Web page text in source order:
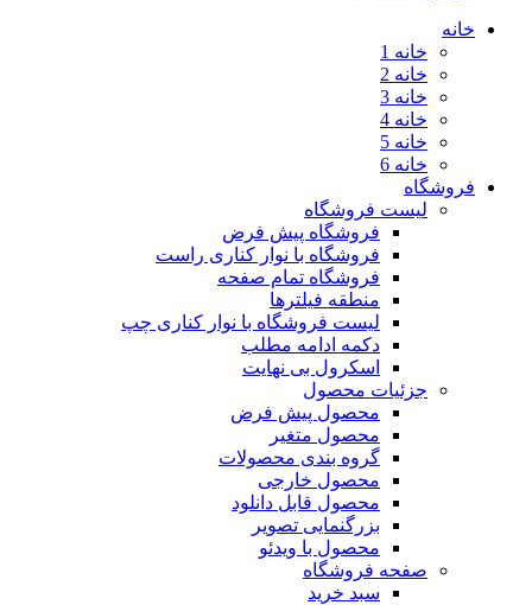
خانه
خانه 1
خانه 2
خانه 3
خانه 4
خانه 5
خانه 6
فروشگاه
لیست فروشگاه
فروشگاه پیش فرض
فروشگاه با نوار کناری راست
فروشگاه تمام صفحه
منطقه فیلترها
لیست فروشگاه با نوار کناری چپ
دکمه ادامه مطلب
اسکرول بی نهایت
جزئیات محصول
محصول پیش فرض
محصول متغیر
گروه بندی محصولات
محصول خارجی
محصول قابل دانلود
بزرگنمایی تصویر
محصول با ویدئو
صفحه فروشگاه
سبد خرید